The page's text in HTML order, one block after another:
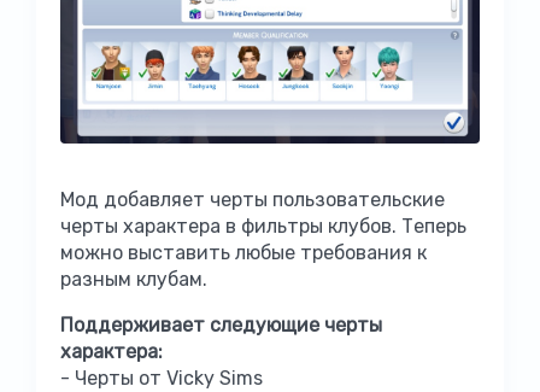
Мод добавляет черты пользовательские
черты характера в фильтры клубов. Теперь
можно выставить любые требования к
разным клубам.
Поддерживает следующие черты
характера:
- Черты от Vicky Sims